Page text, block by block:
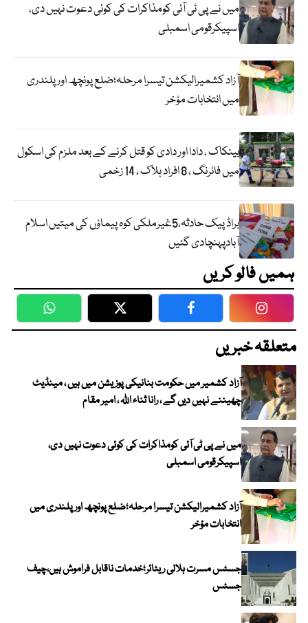
میں نے پی ٹی آئی کومذاکرات کی کوئی دعوت نہیں دی،
اسپیکرقومی اسمبلی
آزاد کشمیرالیکشن تیسرا مرحلہ؛ضلع پونچھ اور پلندری
میں انتخابات مؤخر
بینکاک ، دادا اور دادی کو قتل کرنے کے بعد ملزم کی اسکول
میں فائرنگ ، 8 افراد ہلاک ، 14 زخمی
براڈ پیک حادثہ،5غیرملکی کوہ پیماؤں کی میتیں اسلام
آبادپہنچادی گئیں
ہمیں فالو کریں
WhatsApp Twitter Facebook
متعلقہ خبریں
آزاد کشمیر میں حکومت بنانیکی پوزیشن میں ہیں ، مینڈیٹ
چھیننے نہیں دیں گے ، رانا ثناء اللہ ، امیر مقام
میں نے پی ٹی آئی کومذاکرات کی کوئی دعوت نہیں دی،
اسپیکرقومی اسمبلی
آزاد کشمیرالیکشن تیسرا مرحلہ؛ضلع پونچھ اور پلندری میں
انتخابات مؤخر
جسٹس مسرت ہلالی ریٹائر؛خدمات ناقابل فراموش ہیں،چیف
جسٹس